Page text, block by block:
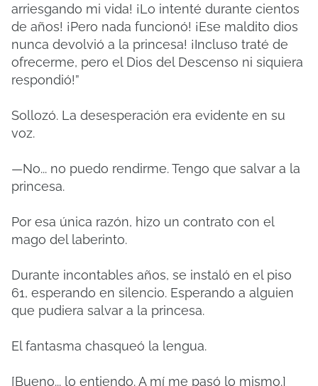
arriesgando mi vida! ¡Lo intenté durante cientos
de años! ¡Pero nada funcionó! ¡Ese maldito dios
nunca devolvió a la princesa! ¡Incluso traté de
ofrecerme, pero el Dios del Descenso ni siquiera
respondió!”
Sollozó. La desesperación era evidente en su
voz.
—No... no puedo rendirme. Tengo que salvar a la
princesa.
Por esa única razón, hizo un contrato con el
mago del laberinto.
Durante incontables años, se instaló en el piso
61, esperando en silencio. Esperando a alguien
que pudiera salvar a la princesa.
El fantasma chasqueó la lengua.
[Bueno... lo entiendo. A mí me pasó lo mismo.]